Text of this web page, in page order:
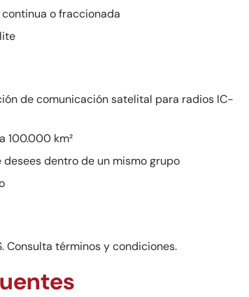
o fraccionada
de comunicación satelital para radios IC-
100.000 km²
desees dentro de un mismo grupo
Consulta términos y condiciones.